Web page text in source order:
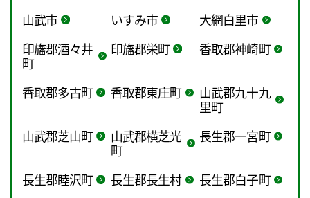
山武市
いすみ市
大網白里市
印旛郡酒々井
町
印旛郡栄町 香取郡神崎町
香取郡多古町 香取郡東庄町
山武郡九十九
里町
山武郡芝山町
山武郡横芝光
町
長生郡一宮町
長生郡睦沢町 長生郡長生村
長生郡白子町